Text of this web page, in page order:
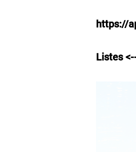
https://
Listes